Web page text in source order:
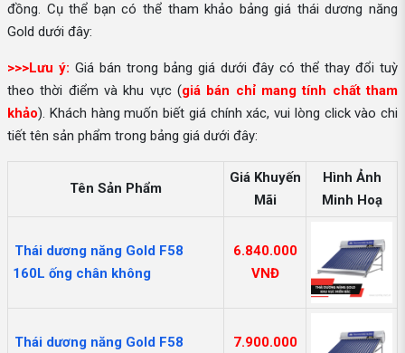
đồng. Cụ thể bạn có thể tham khảo bảng giá thái dương năng
Gold dưới đây:
>>>Lưu ý: Giá bán trong bảng giá dưới đây có thể thay đổi tuỳ
theo thời điểm và khu vực (giá bán chỉ mang tính chất tham
khảo). Khách hàng muốn biết giá chính xác, vui lòng click vào chi
tiết tên sản phẩm trong bảng giá dưới đây:
Tên Sản Phẩm
Giá Khuyến
Mãi
Hình Ảnh
Minh Hoạ
Thái dương năng Gold F58
160L ống chân không
6.840.000
VNĐ
Thái dương năng Gold F58 7.900.000